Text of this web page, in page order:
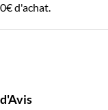
d'achat.